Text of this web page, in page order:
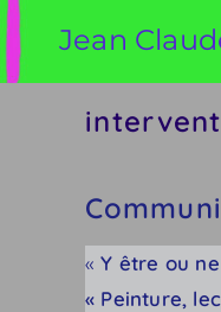
Skip
to
content
Jean
«Y être ou
« Peinture,